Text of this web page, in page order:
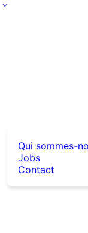
Qui sommes-
Jobs
Contact